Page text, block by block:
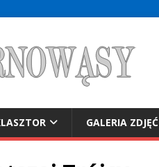
GALERIA ZDJĘĆ